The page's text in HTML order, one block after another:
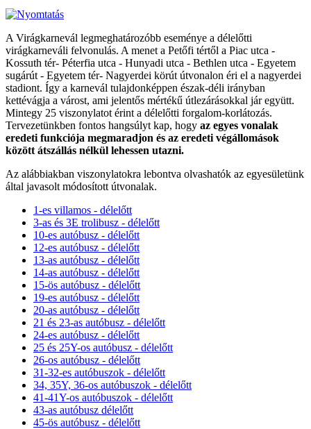
A Virágkarnevál legmeghatározóbb eseménye a délelőtti
virágkarneváli felvonulás. A menet a Petőfi tértől a Piac utca -
Kossuth tér- Péterfia utca - Hunyadi utca - Bethlen utca - Egyetem
sugárút - Egyetem tér- Nagyerdei körút útvonalon éri el a nagyerdei
stadiont. Így a karnevál tulajdonképpen észak-déli irányban
kettévágja a várost, ami jelentős mértékű útlezárásokkal jár együtt.
Mintegy 25 viszonylatot érint a délelőtti forgalom-korlátozás.
Tervezetünkben fontos hangsúlyt kap, hogy az egyes vonalak
eredeti funkciója megmaradjon és az eredeti végállomások
között átszállás nélkül lehessen utazni.
Az alábbiakban viszonylatokra lebontva olvashatók az egyesületünk
által javasolt módosított útvonalak.
1-es villamos - délelőtt
3-as és 3E trolibusz - délelőtt
10-es autóbusz - délelőtt
12-es autóbusz - délelőtt
13-as autóbusz - délelőtt
14-as autóbusz - délelőtt
15-ös autóbusz - délelőtt
19-es autóbusz - délelőtt
20-as autóbusz - délelőtt
21 és 23-as autóbusz - délelőtt
24-es autóbusz - délelőtt
25 és 25Y-os autóbusz - délelőtt
26-os autóbusz - délelőtt
31-32-es autóbuszok - délelőtt
34, 35Y, 36-os autóbuszok - délelőtt
41-41Y-os autóbuszok - délelőtt
43-as autóbusz délelőtt
45-ös autóbusz - délelőtt